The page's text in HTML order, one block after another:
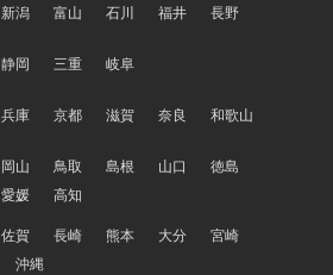
新潟 富山 石川 福井 長野
静岡 三重 岐阜
兵庫 京都 滋賀 奈良 和歌山
岡山 鳥取 島根 山口
徳島
愛媛 高知
佐賀 長崎 熊本 大分
宮崎
沖縄